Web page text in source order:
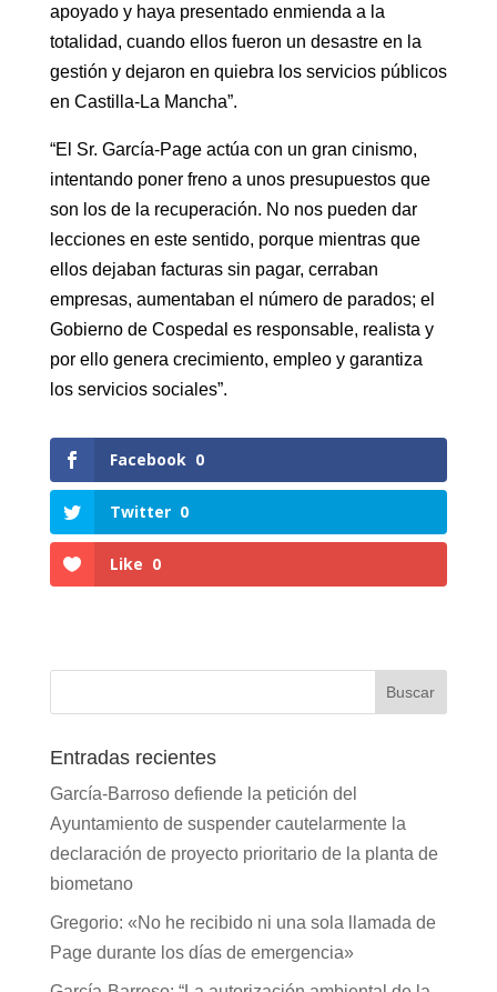
apoyado y haya presentado enmienda a la
totalidad, cuando ellos fueron un desastre en la
gestión y dejaron en quiebra los servicios públicos
en Castilla-La Mancha”.
“El Sr. García-Page actúa con un gran cinismo,
intentando poner freno a unos presupuestos que
son los de la recuperación. No nos pueden dar
lecciones en este sentido, porque mientras que
ellos dejaban facturas sin pagar, cerraban
empresas, aumentaban el número de parados; el
Gobierno de Cospedal es responsable, realista y
por ello genera crecimiento, empleo y garantiza
los servicios sociales”.
Facebook 0
Twitter 0
Like 0
Entradas recientes
García-Barroso defiende la petición del
Ayuntamiento de suspender cautelarmente la
declaración de proyecto prioritario de la planta de
biometano
Gregorio: «No he recibido ni una sola llamada de
Page durante los días de emergencia»